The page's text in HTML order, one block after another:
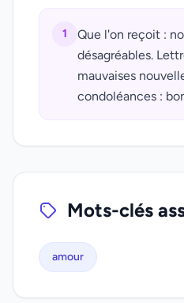
1
Que l'on reçoit :
désagréables.
mauvaises
condoléances :
Mots-clés
amour